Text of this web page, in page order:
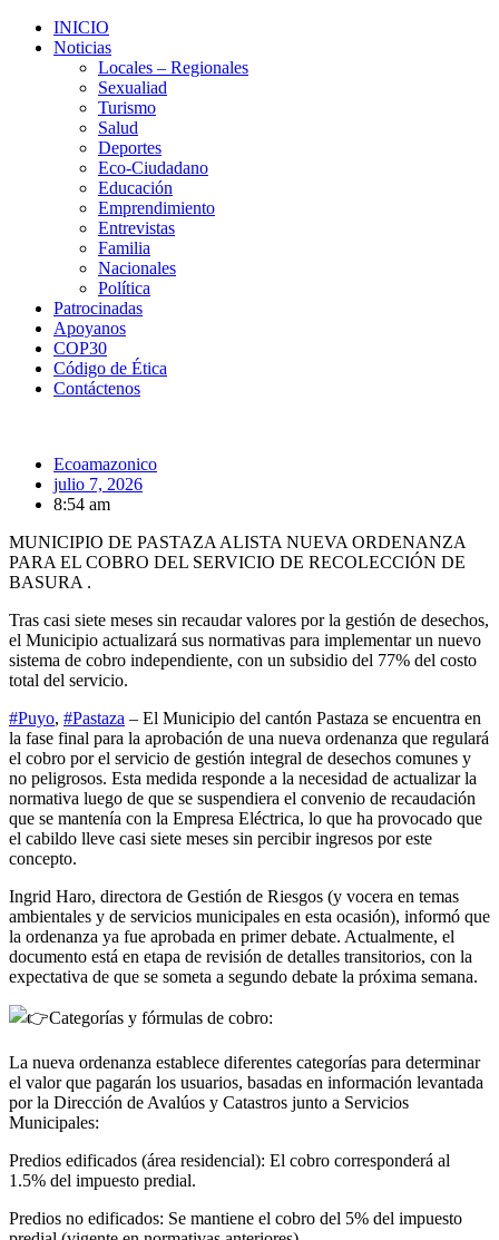
INICIO
Noticias
Locales – Regionales
Sexualiad
Turismo
Salud
Deportes
Eco-Ciudadano
Educación
Emprendimiento
Entrevistas
Familia
Nacionales
Política
Patrocinadas
Apoyanos
COP30
Código de Ética
Contáctenos
Ecoamazonico
julio 7, 2026
8:54 am
MUNICIPIO DE PASTAZA ALISTA NUEVA ORDENANZA
PARA EL COBRO DEL SERVICIO DE RECOLECCIÓN DE
BASURA .
Tras casi siete meses sin recaudar valores por la gestión de desechos,
el Municipio actualizará sus normativas para implementar un nuevo
sistema de cobro independiente, con un subsidio del 77% del costo
total del servicio.
#Puyo, #Pastaza – El Municipio del cantón Pastaza se encuentra en
la fase final para la aprobación de una nueva ordenanza que regulará
el cobro por el servicio de gestión integral de desechos comunes y
no peligrosos. Esta medida responde a la necesidad de actualizar la
normativa luego de que se suspendiera el convenio de recaudación
que se mantenía con la Empresa Eléctrica, lo que ha provocado que
el cabildo lleve casi siete meses sin percibir ingresos por este
concepto.
Ingrid Haro, directora de Gestión de Riesgos (y vocera en temas
ambientales y de servicios municipales en esta ocasión), informó que
la ordenanza ya fue aprobada en primer debate. Actualmente, el
documento está en etapa de revisión de detalles transitorios, con la
expectativa de que se someta a segundo debate la próxima semana.
Categorías y fórmulas de cobro:
La nueva ordenanza establece diferentes categorías para determinar
el valor que pagarán los usuarios, basadas en información levantada
por la Dirección de Avalúos y Catastros junto a Servicios
Municipales:
Predios edificados (área residencial): El cobro corresponderá al
1.5% del impuesto predial.
Predios no edificados: Se mantiene el cobro del 5% del impuesto